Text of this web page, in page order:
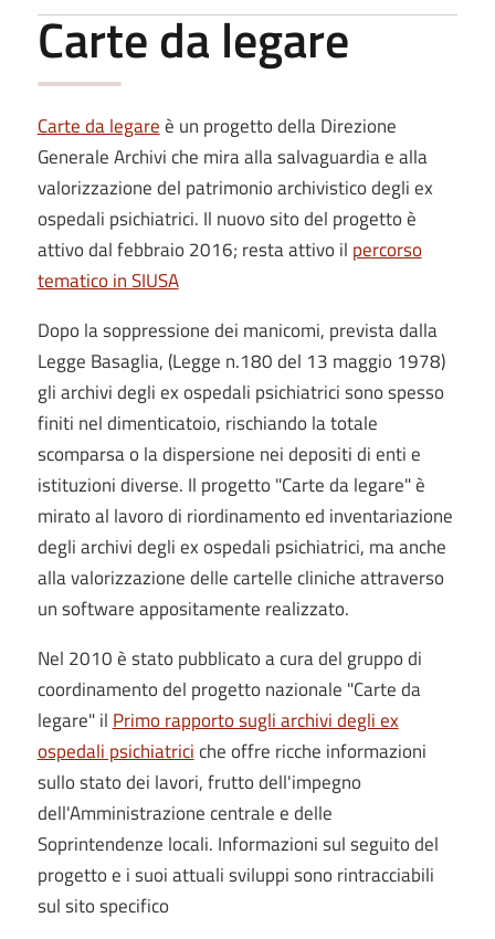
Carte da legare
Carte da legareè un progetto della Direzione
Generale Archivi che mira alla salvaguardia e alla
valorizzazione del patrimonio archivistico degli ex
ospedali psichiatrici. Il nuovo sito del progetto è
attivo dal febbraio 2016; resta attivo il percorso
tematico in SIUSA
Dopo la soppressione dei manicomi, prevista dalla
Legge Basaglia, (Legge n.180 del 13 maggio 1978)
gli archivi degli ex ospedali psichiatrici sono spesso
finiti nel dimenticatoio, rischiando la totale
scomparsa o la dispersione nei depositi di enti e
istituzioni diverse. Il progetto "Carte da legare" è
mirato al lavoro di riordinamento ed inventariazione
degli archivi degli ex ospedali psichiatrici, ma anche
alla valorizzazione delle cartelle cliniche attraverso
un software appositamente realizzato.
Nel 2010 è stato pubblicato a cura del gruppo di
coordinamento del progetto nazionale "Carte da
legare" il Primo rapporto sugli archivi degli ex
ospedali psichiatriciche offre ricche informazioni
sullo stato dei lavori, frutto dell'impegno
dell'Amministrazione centrale e delle
Soprintendenze locali. Informazioni sul seguito del
progetto e i suoi attuali sviluppi sono rintracciabili
sul sito specifico